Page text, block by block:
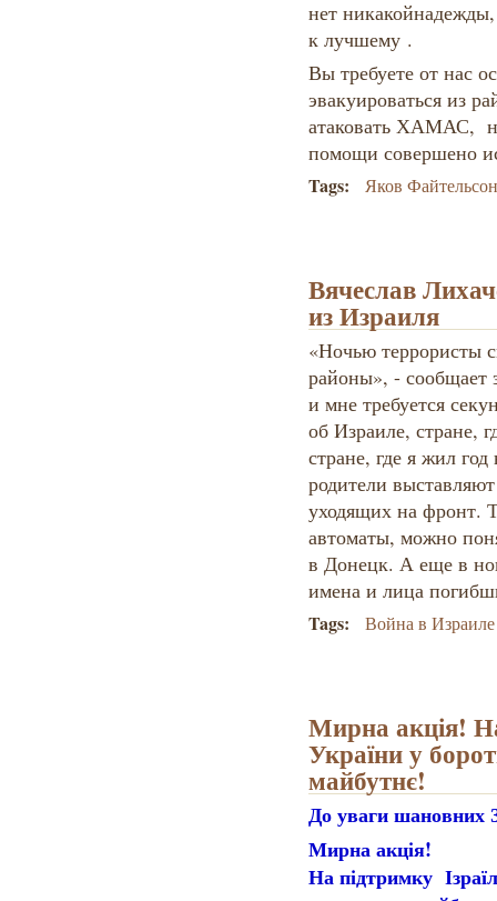
нет никакойнадежды,
к лучшему .
Вы требуете от нас
эвакуироваться из
атаковать ХАМАС,
помощи совершено
Tags: Яков
Вячеслав
из Израиля
«Ночью террористы
районы», - сообщает
и мне требуется
об Израиле, стране,
стране, где я жил
родители
уходящих на фронт.
автоматы, можно
в Донецк. А еще в
имена и лица
Tags: Война в Израиле
Мирна акція!
України у
майбутнє!
До уваги
Мирна акція!
На підтримку